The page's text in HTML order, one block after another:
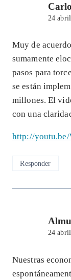
24
Muy de
sumamente
pasos para
se están
millones. El
con una
http://
Responder
24
Nuestras